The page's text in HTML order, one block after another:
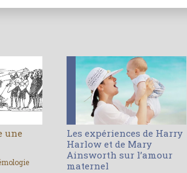
une
Les expériences de Harry
Harlow et de Mary
Ainsworth sur l’amour
maternel